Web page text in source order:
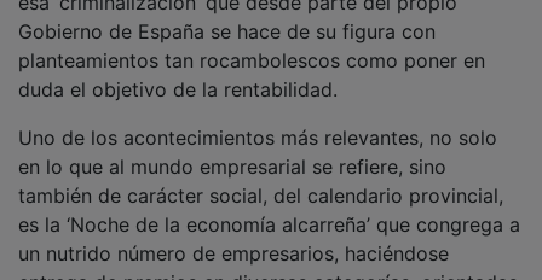
Gobierno de España se hace de su figura con
planteamientos tan rocambolescos como poner en
duda el objetivo de la rentabilidad.
en lo que al mundo empresarial se refiere, sino
también de carácter social, del calendario provincial,
es la ‘Noche de la economía alcarreña’ que congrega a
un nutrido número de empresarios, haciéndose
entrega de premios en diversas categorías, orientadas